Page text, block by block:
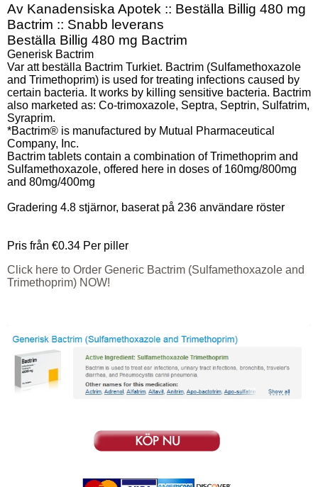
Av Kanadensiska Apotek :: Beställa Billig 480 mg
Bactrim :: Snabb leverans
Beställa Billig 480 mg Bactrim
Generisk Bactrim
Var att beställa Bactrim Turkiet. Bactrim (Sulfamethoxazole
and Trimethoprim) is used for treating infections caused by
certain bacteria. It works by killing sensitive bacteria. Bactrim
also marketed as: Co-trimoxazole, Septra, Septrin, Sulfatrim,
Syraprim.
*Bactrim® is manufactured by Mutual Pharmaceutical
Company, Inc.
Bactrim tablets contain a combination of Trimethoprim and
Sulfamethoxazole, offered here in doses of 160mg/800mg
and 80mg/400mg
Gradering 4.8 stjärnor, baserat på 236 användare röster
Pris från €0.34 Per piller
Click here to Order Generic Bactrim (Sulfamethoxazole and
Trimethoprim) NOW!